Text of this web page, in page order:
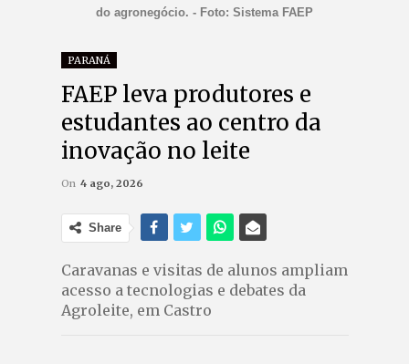
do agronegócio. - Foto: Sistema FAEP
PARANÁ
FAEP leva produtores e
estudantes ao centro da
inovação no leite
On 4 ago, 2026
Share
Caravanas e visitas de alunos ampliam
acesso a tecnologias e debates da
Agroleite, em Castro